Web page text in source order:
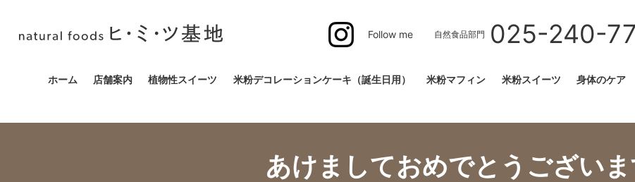
Follow me 自然食品部門 025-240-
ホーム 店舗案内 植物性スイーツ 米粉デコレーションケーキ（誕生日用） 米粉マフィン 米粉スイーツ 身体のケア
あけましておめでとうございま